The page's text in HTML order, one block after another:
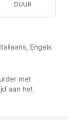
DUUR
Engels
met
aan het